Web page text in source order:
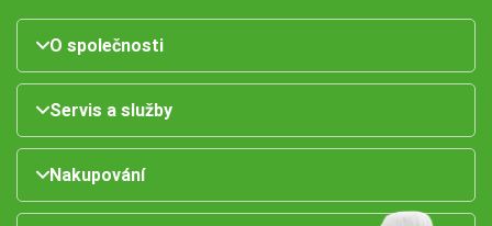
O společnosti
Servis a služby
Nakupování